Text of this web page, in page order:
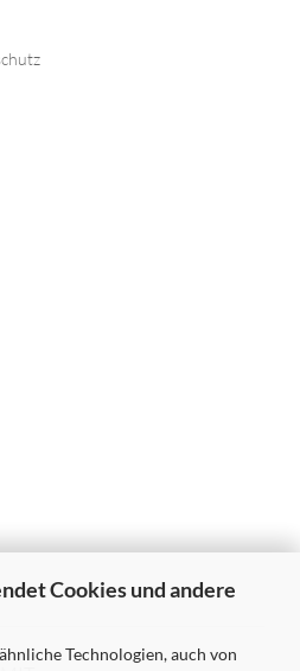
Cookies und andere
Technologien, auch von